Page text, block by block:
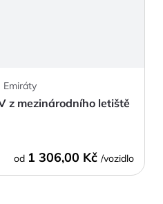
Emiráty
z mezinárodního letiště
od 1 306,00 Kč /vozidlo